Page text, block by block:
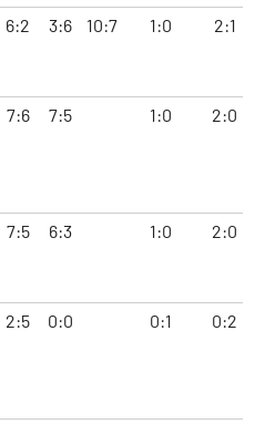
6:2 3:6 10:7 1:0 2:1
7:6 7:5 1:0 2:0
7:5 6:3 1:0 2:0
2:5 0:0 0:1 0:2